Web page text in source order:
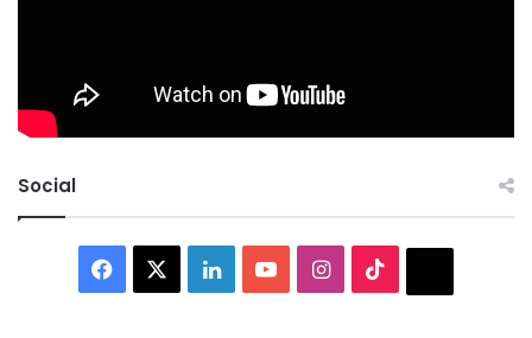
Social
Facebook LinkedInYouTubeInstagram